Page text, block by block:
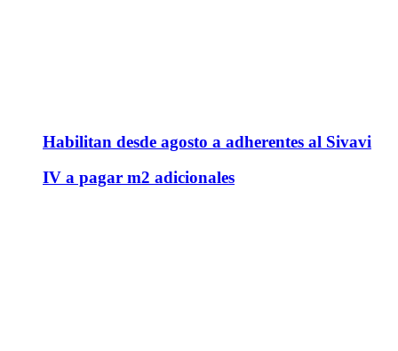
Habilitan desde agosto a adherentes al Sivavi
IV a pagar m2 adicionales